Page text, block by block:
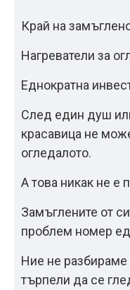
Край на
Нагреватели за
Еднократна
След един душ
красавица не
огледалото.
А това никак не е
Замъглените от
проблем номер
Ние не разбираме
търпели да се